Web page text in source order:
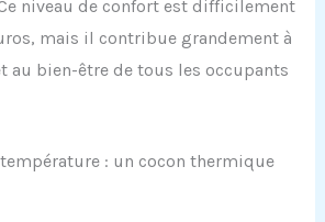
niveau de confort est difficilement
mais il contribue grandement à
au bien-être de tous les occupants
: un cocon thermique